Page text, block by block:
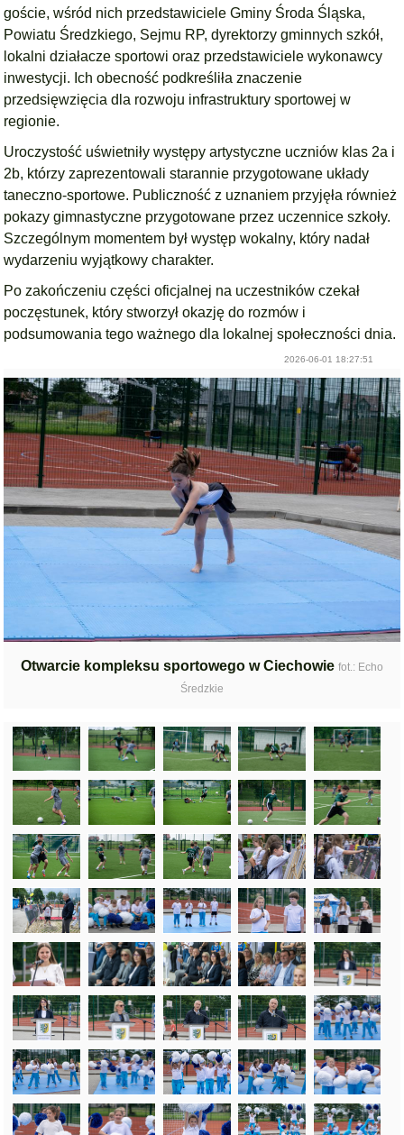
goście, wśród nich przedstawiciele Gminy Środa Śląska,
Powiatu Średzkiego, Sejmu RP, dyrektorzy gminnych szkół,
lokalni działacze sportowi oraz przedstawiciele wykonawcy
inwestycji. Ich obecność podkreśliła znaczenie
przedsięwzięcia dla rozwoju infrastruktury sportowej w
regionie.
Uroczystość uświetniły występy artystyczne uczniów klas 2a i
2b, którzy zaprezentowali starannie przygotowane układy
taneczno-sportowe. Publiczność z uznaniem przyjęła również
pokazy gimnastyczne przygotowane przez uczennice szkoły.
Szczególnym momentem był występ wokalny, który nadał
wydarzeniu wyjątkowy charakter.
Po zakończeniu części oficjalnej na uczestników czekał
poczęstunek, który stworzył okazję do rozmów i
podsumowania tego ważnego dla lokalnej społeczności dnia.
2026-06-01 18:27:51
Otwarcie kompleksu sportowego w Ciechowie fot.: Echo
Średzkie